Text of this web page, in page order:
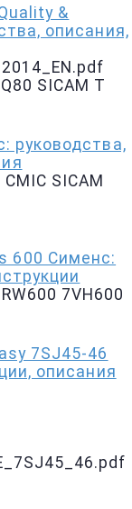
&
описания,
SICAM T
руководства,
SICAM
600 Сименс:
7VH600
7SJ45-46
описания